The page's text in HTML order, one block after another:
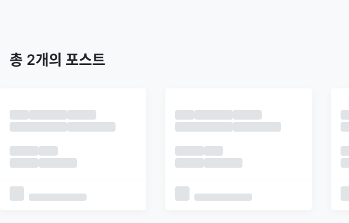
트렌딩 추천 최신
총 2개의 포스트